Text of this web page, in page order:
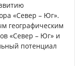
«Север – Юг».
географическим
«Север – Юг» и
потенциал